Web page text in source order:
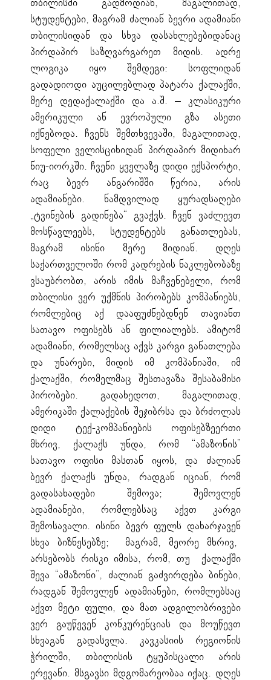
თბილისში გადმოდიან, მაგალითად,
სტუდენტები, მაგრამ ძალიან ბევრი ადამიანი
თბილისიდან და სხვა დასახლებებიდანაც
პირდაპირ საზღვარგარეთ მიდის. ადრე
ლოგიკა იყო შემდეგი: სოფლიდან
გადადიოდი აუცილებლად პატარა ქალაქში,
მერე დედაქალაქში და ა.შ. – კლასიკური
ამერიკული ან ევროპული გზა ასეთი
იქნებოდა. ჩვენს შემთხვევაში, მაგალითად,
სოფელი ველისციხიდან პირდაპირ მიდიხარ
ნიუ-იორკში. ჩვენი ყველაზე დიდი ექსპორტი,
რაც ბევრ ანგარიშში წერია, არის
ადამიანები. ნამდვილად ყურადსაღები
„ტვინების გადინება“ გვაქვს. ჩვენ ვაძლევთ
მოსწავლეებს, სტუდენტებს განათლებას,
მაგრამ ისინი მერე მიდიან. დღეს
საქართველოში რომ კადრების ნაკლებობაზე
ვსაუბრობთ, არის იმის მაჩვენებელი, რომ
თბილისი ვერ უქმნის პირობებს კომპანიებს,
რომლებიც აქ დააფუძნებდნენ თავიანთ
სათავო ოფისებს ან ფილიალებს. ამიტომ
ადამიანი, რომელსაც აქვს კარგი განათლება
და უნარები, მიდის იმ კომპანიაში, იმ
ქალაქში, რომელმაც შესთავაზა შესაბამისი
პირობები. გადახედოთ, მაგალითად,
ამერიკაში ქალაქების შეჯიბრსა და ბრძოლას
დიდი ტექ-კომპანიების ოფისებზეერთი
მხრივ, ქალაქს უნდა, რომ “ამაზონის”
სათავო ოფისი მასთან იყოს, და ძალიან
ბევრ ქალაქს უნდა, რადგან იციან, რომ
გადასახადები შემოვა; შემოვლენ
ადამიანები, რომლებსაც აქვთ კარგი
შემოსავალი. ისინი ბევრ ფულს დახარჯავენ
სხვა ბიზნესებზე; მაგრამ, მეორე მხრივ,
არსებობს რისკი იმისა, რომ, თუ ქალაქში
შევა “ამაზონი”, ძალიან გაძვირდება ბინები,
რადგან შემოვლენ ადამიანები, რომლებსაც
აქვთ მეტი ფული, და მათ ადგილობრივები
ვერ გაუწევენ კონკურენციას და მოუწევთ
სხვაგან გადასვლა. კავკასიის რეგიონის
ჭრილში, თბილისის ტყუპისცალი არის
ერევანი. მსგავსი მდგომარეობაა იქაც. დღეს